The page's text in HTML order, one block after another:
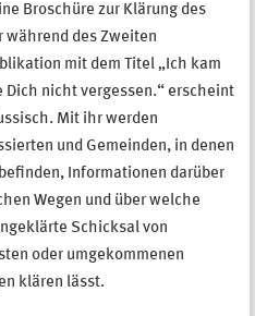
Broschüre zur Klärung des
während des Zweiten
mit dem Titel „Ich kam
nicht vergessen.“ erscheint
Mit ihr werden
und Gemeinden, in denen
Informationen darüber
Wegen und über welche
Schicksal von
oder umgekommenen
klären lässt.